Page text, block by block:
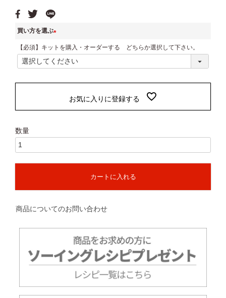
買い方を選ぶ
必
須
)
【必須】キットを購入・オーダーする どちらか選択して下さい。
お気に入りに登録する
カートに入れる
商品についてのお問い合わせ